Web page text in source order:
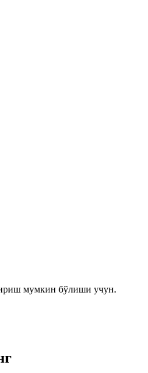
мумкин бўлиши учун.